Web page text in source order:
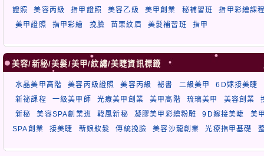
證照
美容丙級 指甲證照 美容乙級 美甲創業 秘補習班
指甲彩繪課
美甲證照
指甲彩繪 挽臉 苗栗紋眉 美髮補習班 指甲
美容/新秘/美髮/美甲/紋繡/美睫資訊標籤
水晶美甲高階 美容丙級證照 美容丙級 祕書 二級美甲 6D嫁接美睫
新祕課程
一級美甲師 光療美甲創業 美甲高階 琉璃美甲 美容創業
新秘
美容SPA創業班 韓風新秘 凝膠美甲彩繪粉雕 9D嫁接美睫
美
SPA創業
接美睫 新娘妝髮 傳統挽臉 美容沙龍創業 光療指甲基礎